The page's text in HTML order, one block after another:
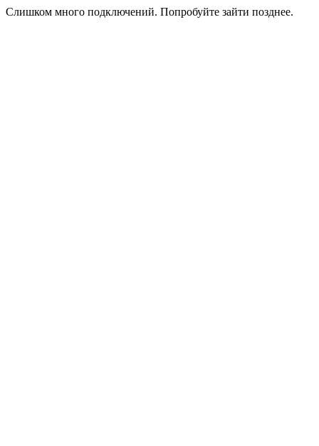
Слишком много подключений. Попробуйте зайти позднее.